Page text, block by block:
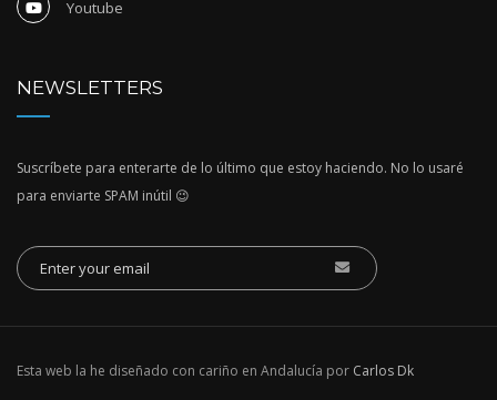
Youtube
NEWSLETTERS
Suscríbete para enterarte de lo último que estoy haciendo. No lo usaré
para enviarte SPAM inútil 😉
Esta web la he diseñado con cariño en Andalucía por Carlos Dk